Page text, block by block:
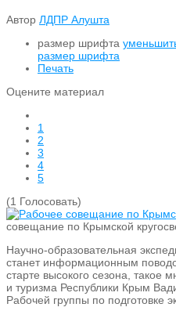
Автор ЛДПР Алушта
размер шрифта
размер шрифта
Печать
Оцените материал
1
2
3
4
5
(1 Голосовать)
совещание по Крымской
Научно-образовательная
станет информационным
старте высокого сезона, такое
и туризма Республики Крым
Рабочей группы по подготовке